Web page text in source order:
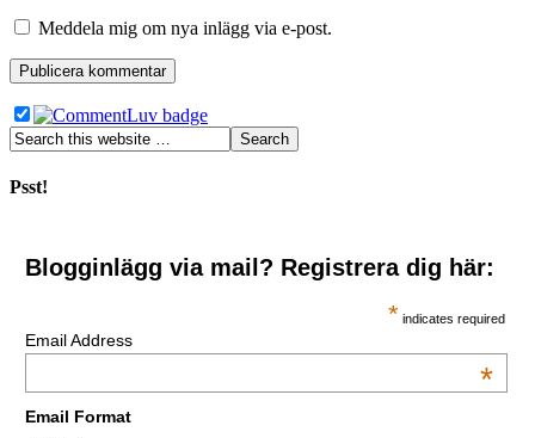
Meddela mig om nya inlägg via e-post.
Psst!
Blogginlägg via mail? Registrera dig här:
* indicates required
Email Address
*
Email Format